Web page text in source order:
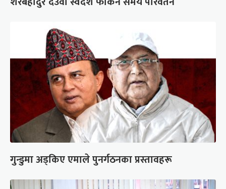
गुन्डुमा अड्किए एमाले पुनर्गठनका प्रस्तावहरू